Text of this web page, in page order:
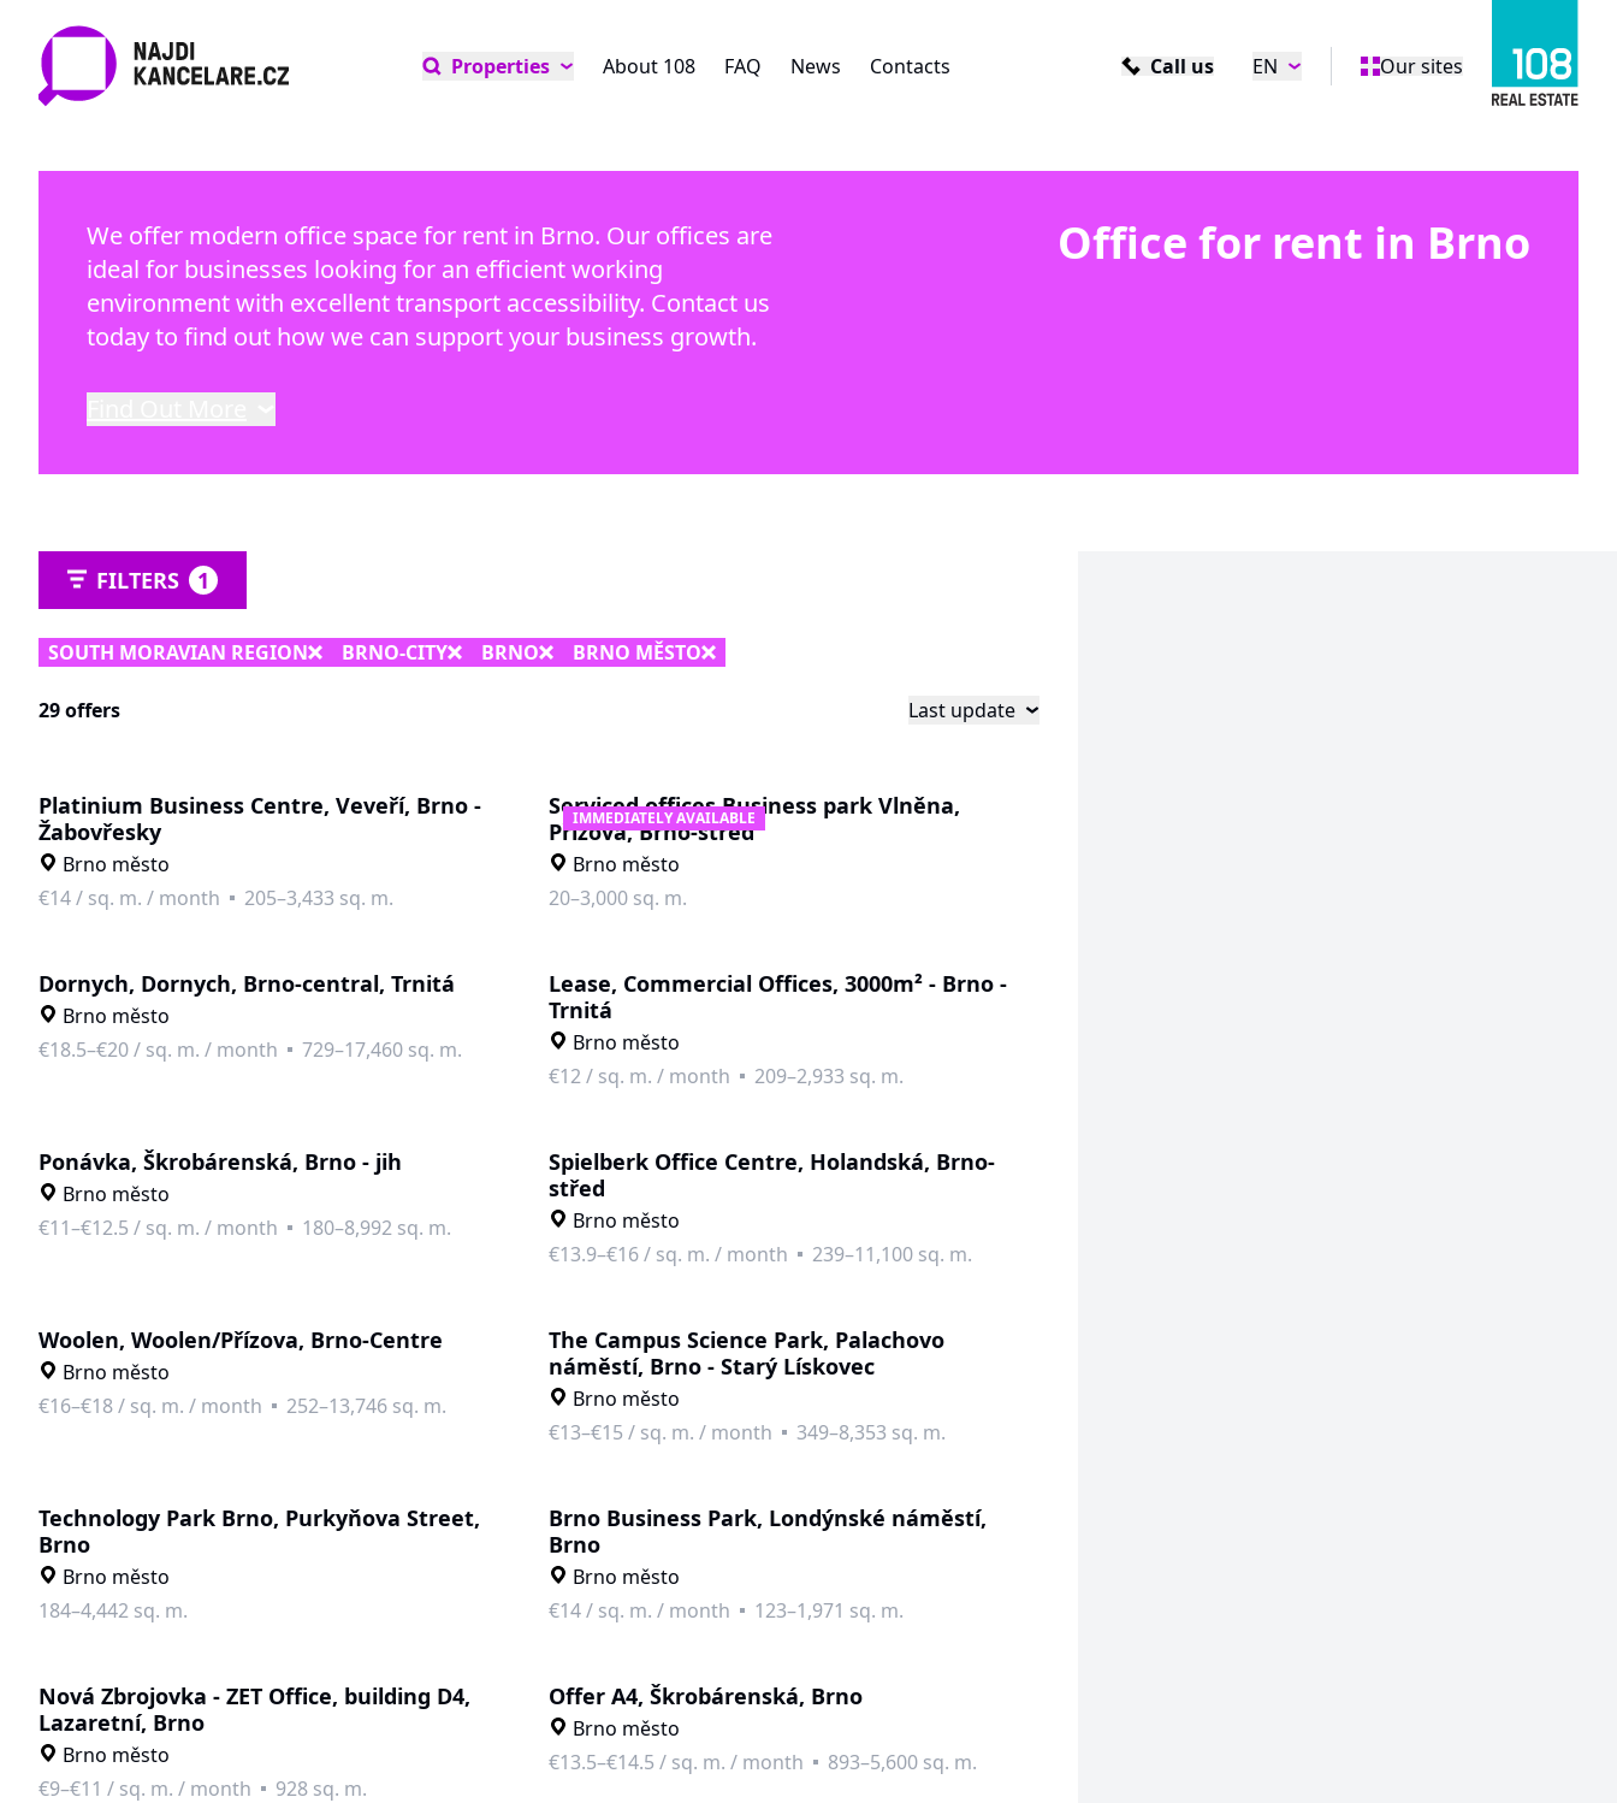
Properties About 108 FAQ News Contacts Call us EN Our sites
Office for rent in Brno
We offer modern office space for rent in Brno. Our offices are
ideal for businesses looking for an efficient working
environment with excellent transport accessibility. Contact us
today to find out how we can support your business growth.
FILTERS 1
SOUTH MORAVIAN REGION BRNO-CITY BRNO BRNO MĚSTO
29 offers Last update
Platinium Business Centre, Veveří, Brno -
Žabovřesky
Brno město
€14/ sq. m. / month 205–3,433 sq. m.
IMMEDIATELY AVAILABLE
Serviced offices Business park Vlněna,
Přízova, Brno-střed
Brno město
20–3,000 sq. m.
Dornych, Dornych, Brno-central, Trnitá
Brno město
€18.5–€20/ sq. m. / month 729–17,460 sq. m.
Lease, Commercial Offices, 3000m² - Brno -
Trnitá
Brno město
€12/ sq. m. / month 209–2,933 sq. m.
Ponávka, Škrobárenská, Brno - jih
Brno město
€11–€12.5 / sq. m. / month 180–8,992 sq. m.
Spielberk Office Centre, Holandská, Brno-
střed
Brno město
€13.9–€16/ sq. m. / month 239–11,100 sq. m.
Woolen, Woolen/Přízova, Brno-Centre
Brno město
€16–€18/ sq. m. / month 252–13,746 sq. m.
The Campus Science Park, Palachovo
náměstí, Brno - Starý Lískovec
Brno město
€13–€15 / sq. m. / month 349–8,353 sq. m.
Technology Park Brno, Purkyňova Street,
Brno
Brno město
184–4,442 sq. m.
Brno Business Park, Londýnské náměstí,
Brno
Brno město
€14/ sq. m. / month 123–1,971 sq. m.
Nová Zbrojovka - ZET Office, building D4,
Lazaretní, Brno
Brno město
€9–€11 / sq. m. / month 928 sq. m.
Offer A4, Škrobárenská, Brno
Brno město
€13.5–€14.5 / sq. m. / month 893–5,600 sq. m.